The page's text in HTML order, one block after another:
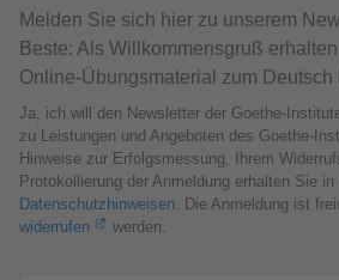
Melden Sie sich hier zu unserem
Beste: Als Willkommensgruß
Online-Übungsmaterial zum Deutsch
Ja, ich will den Newsletter der Goethe-
zu Leistungen und Angeboten des Goethe-
Hinweise zur Erfolgsmessung, Ihrem
Protokollierung der Anmeldung erhalten Sie in
Datenschutzhinweisen . Die Anmeldung ist
widerrufen
werden.